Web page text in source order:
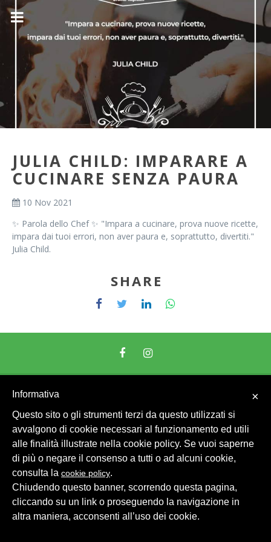
JULIA CHILD: IMPARARE A
CUCINARE SENZA PAURA
10 Nov 2021
✨ Parola dello Chef ✨ "Impara a cucinare, prova nuove ricette,
impara dai tuoi errori, non aver paura e, soprattutto, divertiti."
Julia Child.
SHARE
© 2026 Intesa Grandi Impianti Srl
×
Informativa
Questo sito o gli strumenti terzi da questo utilizzati si
avvalgono di cookie necessari al funzionamento ed utili
alle finalità illustrate nella cookie policy. Se vuoi saperne
di più o negare il consenso a tutti o ad alcuni cookie,
consulta la cookie policy.
Chiudendo questo banner, scorrendo questa pagina,
cliccando su un link o proseguendo la navigazione in
altra maniera, acconsenti all’uso dei cookie.